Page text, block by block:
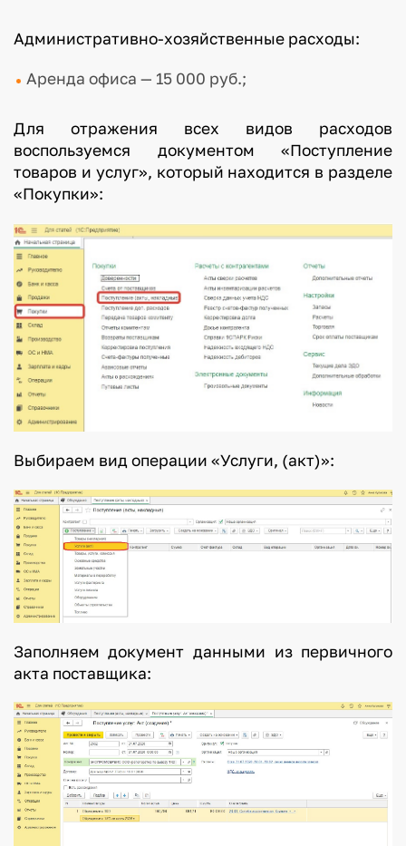
Административно-хозяйственные расходы:
Аренда офиса — 15 000 руб.;
Для отражения всех видов расходов
воспользуемся документом «Поступление
товаров и услуг», который находится в разделе
«Покупки»:
Выбираем вид операции «Услуги, (акт)»:
Заполняем документ данными из первичного
акта поставщика: